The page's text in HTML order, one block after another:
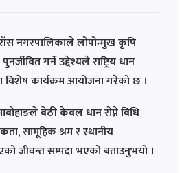
नगरपालिकाले लोपोन्मुख कृषि
गर्ने उद्देश्यले राष्ट्रिय धान
कार्यक्रम आयोजना गरेको छ ।
बेठी केवल धान रोप्ने विधि
सामूहिक श्रम र स्थानीय
जीवन्त सम्पदा भएको बताउनुभयो ।